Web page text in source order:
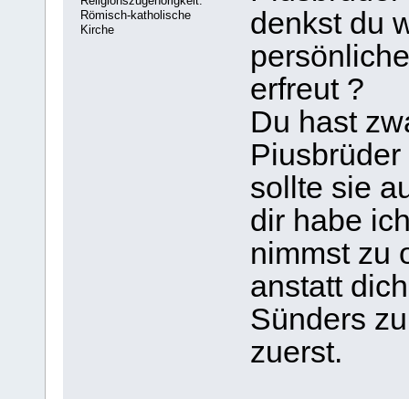
Römisch-katholische
Kirche
denkst du
erfreut ?
Du hast
sollte sie
dir habe
nimmst zu
anstatt
Sünders
zuerst.